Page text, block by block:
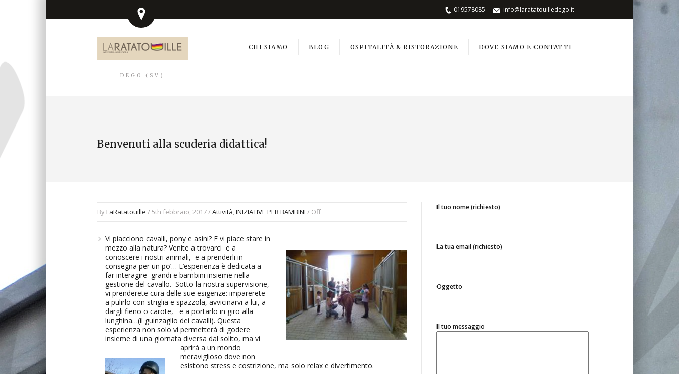
019578085 info@laratatouilledego.it
DEGO (SV)
CHI SIAMO BLOG OSPITALITÀ & RISTORAZIONE DOVE SIAMO E CONTATTI
Benvenuti alla scuderia didattica!
ByLaRatatouille / 5th febbraio, 2017 /Attività,INIZIATIVE PER BAMBINI / Off
Vi piacciono cavalli, pony e asini? E vi piace stare in
mezzo alla natura? Venite a trovarci e a
conoscere i nostri animali, e a prenderli in
consegna per un po’… L’esperienza è dedicata a
far interagire grandi e bambini insieme nella
gestione del cavallo. Sotto la nostra supervisione,
vi prenderete cura delle sue esigenze: imparerete
a pulirlo con striglia e spazzola, avvicinarvi a lui, a
dargli fieno o carote, e a portarlo in giro alla
lunghina…(il guinzaglio dei cavalli). Questa
esperienza non solo vi permetterà di godere
insieme di una giornata diversa dal solito, ma vi
aprirà a un mondo
meraviglioso dove non
esistono stress e costrizione, ma solo relax e divertimento.
Il tuo nome (richiesto)
La tua email (richiesto)
Oggetto
Il tuo messaggio